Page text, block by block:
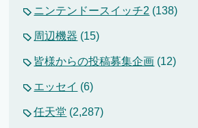
ニンテンドースイッチ2 (138)
周辺機器 (15)
皆様からの投稿募集企画 (12)
エッセイ (6)
任天堂 (2,287)